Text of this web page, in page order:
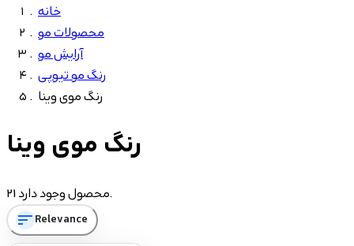
خانه
محصولات مو
آرایش مو
رنگ مو تیوپی
رنگ موی وینا
تومان
تومان
رنگ موی وینا
21 محصول وجود دارد.
sortRelevance